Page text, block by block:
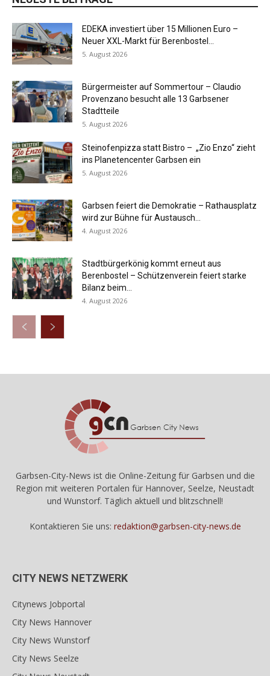
EDEKA investiert über 15 Millionen Euro –
Neuer XXL-Markt für Berenbostel...
5. August 2026
Bürgermeister auf Sommertour – Claudio
Provenzano besucht alle 13 Garbsener
Stadtteile
5. August 2026
Steinofenpizza statt Bistro – „Zio Enzo“ zieht
ins Planetencenter Garbsen ein
5. August 2026
Garbsen feiert die Demokratie – Rathausplatz
wird zur Bühne für Austausch...
4. August 2026
Stadtbürgerkönig kommt erneut aus
Berenbostel – Schützenverein feiert starke
Bilanz beim...
4. August 2026
Garbsen-City-News ist die Online-Zeitung für Garbsen und die
Region mit weiteren Portalen für Hannover, Seelze, Neustadt
und Wunstorf. Täglich aktuell und blitzschnell!
Kontaktieren Sie uns: redaktion@garbsen-city-news.de
CITY NEWS NETZWERK
Citynews Jobportal
City News Hannover
City News Wunstorf
City News Seelze